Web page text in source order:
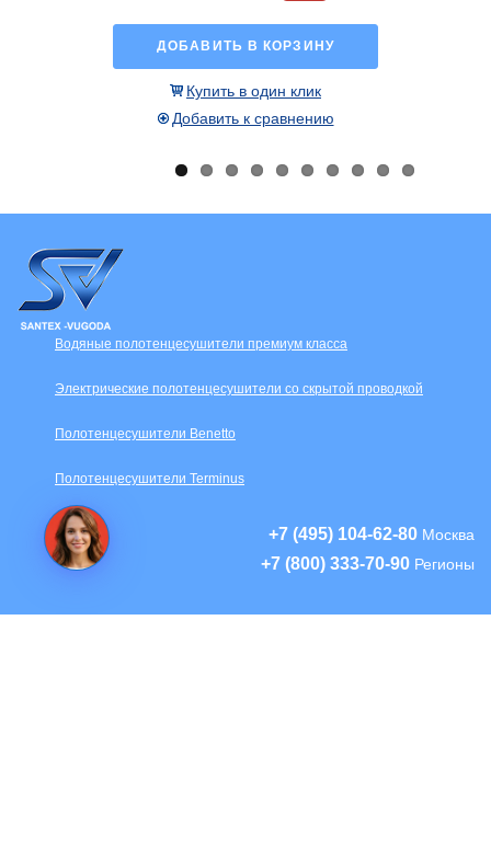
ДОБАВИТЬ В КОРЗИНУ
Купить в один клик
Добавить к сравнению
Водяные полотенцесушители премиум класса
Электрические полотенцесушители со скрытой проводкой
Полотенцесушители Benetto
Полотенцесушители Terminus
+7 (495) 104-62-80 Москва
+7 (800) 333-70-90 Регионы